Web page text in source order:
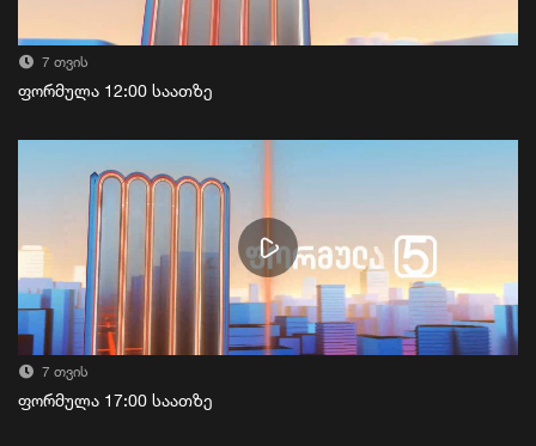
7 თვის
ფორმულა 12:00 საათზე
7 თვის
ფორმულა 17:00 საათზე